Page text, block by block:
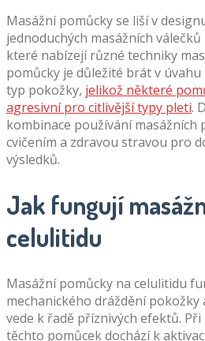
Masážní pomůcky se liší v
jednoduchých masážních
které nabízejí různé techniky
pomůcky je důležité brát v
typ pokožky, jelikož některé
agresivní pro citlivější typy pleti.
kombinace používání masážních
cvičením a zdravou stravou pro
výsledků.
Jak fungují
celulitidu
Masážní pomůcky na celulitidu
mechanického dráždění
vede k řadě příznivých efektů.
těchto pomůcek dochází k